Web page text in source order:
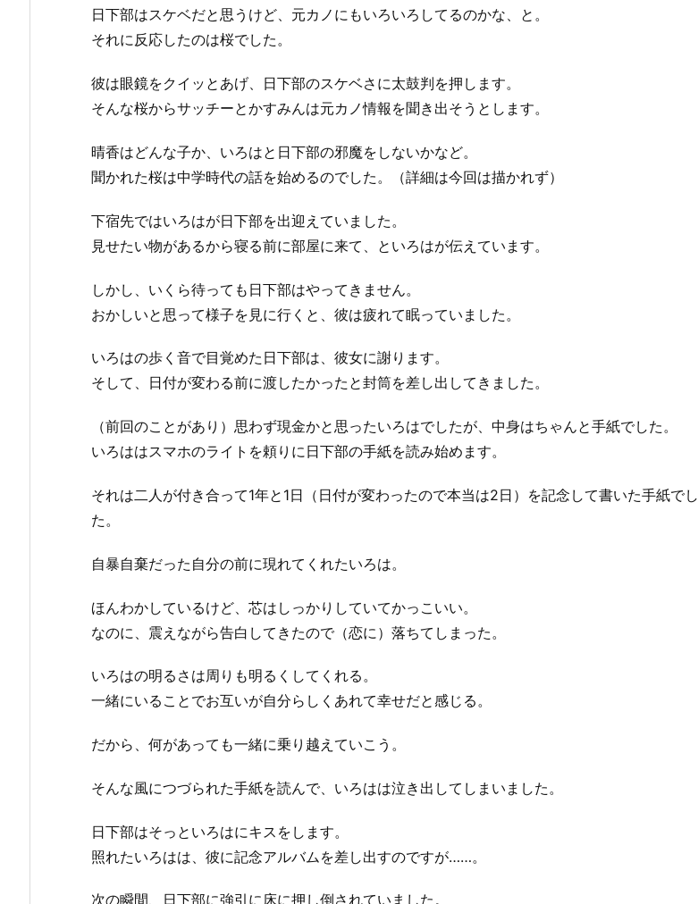
日下部はスケベだと思うけど、元カノにもいろいろしてるのかな、と。
それに反応したのは桜でした。
彼は眼鏡をクイッとあげ、日下部のスケベさに太鼓判を押します。
そんな桜からサッチーとかすみんは元カノ情報を聞き出そうとします。
晴香はどんな子か、いろはと日下部の邪魔をしないかなど。
聞かれた桜は中学時代の話を始めるのでした。（詳細は今回は描かれず）
下宿先ではいろはが日下部を出迎えていました。
見せたい物があるから寝る前に部屋に来て、といろはが伝えています。
しかし、いくら待っても日下部はやってきません。
おかしいと思って様子を見に行くと、彼は疲れて眠っていました。
いろはの歩く音で目覚めた日下部は、彼女に謝ります。
そして、日付が変わる前に渡したかったと封筒を差し出してきました。
（前回のことがあり）思わず現金かと思ったいろはでしたが、中身はちゃんと手紙でした。
いろははスマホのライトを頼りに日下部の手紙を読み始めます。
それは二人が付き合って1年と1日（日付が変わったので本当は2日）を記念して書いた手紙でし
た。
自暴自棄だった自分の前に現れてくれたいろは。
ほんわかしているけど、芯はしっかりしていてかっこいい。
なのに、震えながら告白してきたので（恋に）落ちてしまった。
いろはの明るさは周りも明るくしてくれる。
一緒にいることでお互いが自分らしくあれて幸せだと感じる。
だから、何があっても一緒に乗り越えていこう。
そんな風につづられた手紙を読んで、いろはは泣き出してしまいました。
日下部はそっといろはにキスをします。
照れたいろはは、彼に記念アルバムを差し出すのですが……。
次の瞬間、日下部に強引に床に押し倒されていました。